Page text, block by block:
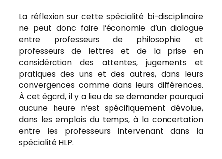
La réflexion sur cette spécialité bi-disciplinaire
ne peut donc faire l’économie d’un dialogue
entre professeurs de philosophie et
professeurs de lettres et de la prise en
considération des attentes, jugements et
pratiques des uns et des autres, dans leurs
convergences comme dans leurs différences.
À cet égard, il y a lieu de se demander pourquoi
aucune heure n’est spécifiquement dévolue,
dans les emplois du temps, à la concertation
entre les professeurs intervenant dans la
spécialité HLP.